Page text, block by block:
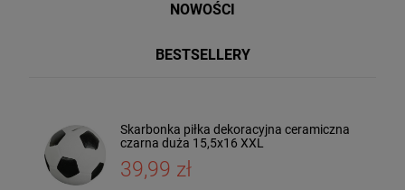
NOWOŚCI
BESTSELLERY
Skarbonka piłka dekoracyjna ceramiczna
czarna duża 15,5x16 XXL
39,99 zł
Taca dekoracyjna drewniana drzewo
mango 4x30x20 185559
36,00 zł